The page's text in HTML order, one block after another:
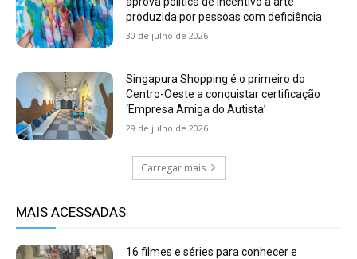
produzida por pessoas com deficiência
30 de julho de 2026
Singapura Shopping é o primeiro do
Centro-Oeste a conquistar certificação
‘Empresa Amiga do Autista’
29 de julho de 2026
Carregar mais
MAIS ACESSADAS
16 filmes e séries para conhecer e